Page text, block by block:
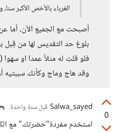
الغرباء بالأخص الأكبر
أصبحت مع الجميع الآن،
بلوغ حد التقديس لها من
فلو قلتِ له مثلاً عمدا او
وقد هاج وماج وكأنك سببتيه
0
Salwa_sayed قبل سنة واحدة
استخدم مفردة"حضرتك" مع